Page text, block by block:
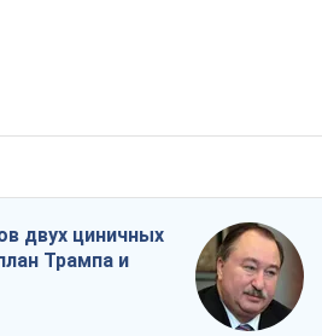
двух циничных
Трампа и